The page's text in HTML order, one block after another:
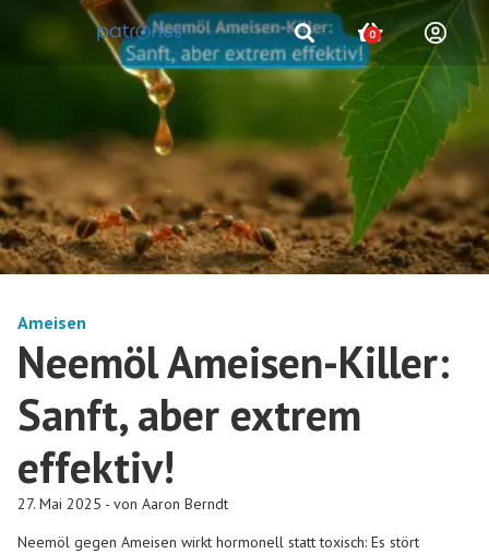
0
Ameisen
Neemöl Ameisen-Killer:
Sanft, aber extrem
effektiv!
27. Mai 2025 - von Aaron Berndt
Neemöl gegen Ameisen wirkt hormonell statt toxisch: Es stört